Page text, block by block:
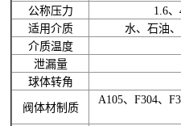
公称压力
1.6
适用介质
水、石油
介质温度
泄漏量
球体转角
阀体材制质
A105、F304、